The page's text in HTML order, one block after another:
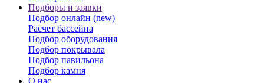
Подборы и заявки
Подбор онлайн (new)
Расчет бассейна
Подбор оборудования
Подбор покрывала
Подбор павильона
Подбор камня
О нас